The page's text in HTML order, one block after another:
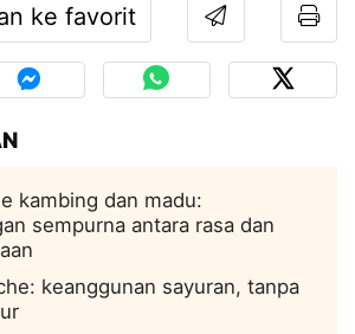
ke favorit
kambing dan madu:
sempurna antara rasa dan
keanggunan sayuran, tanpa